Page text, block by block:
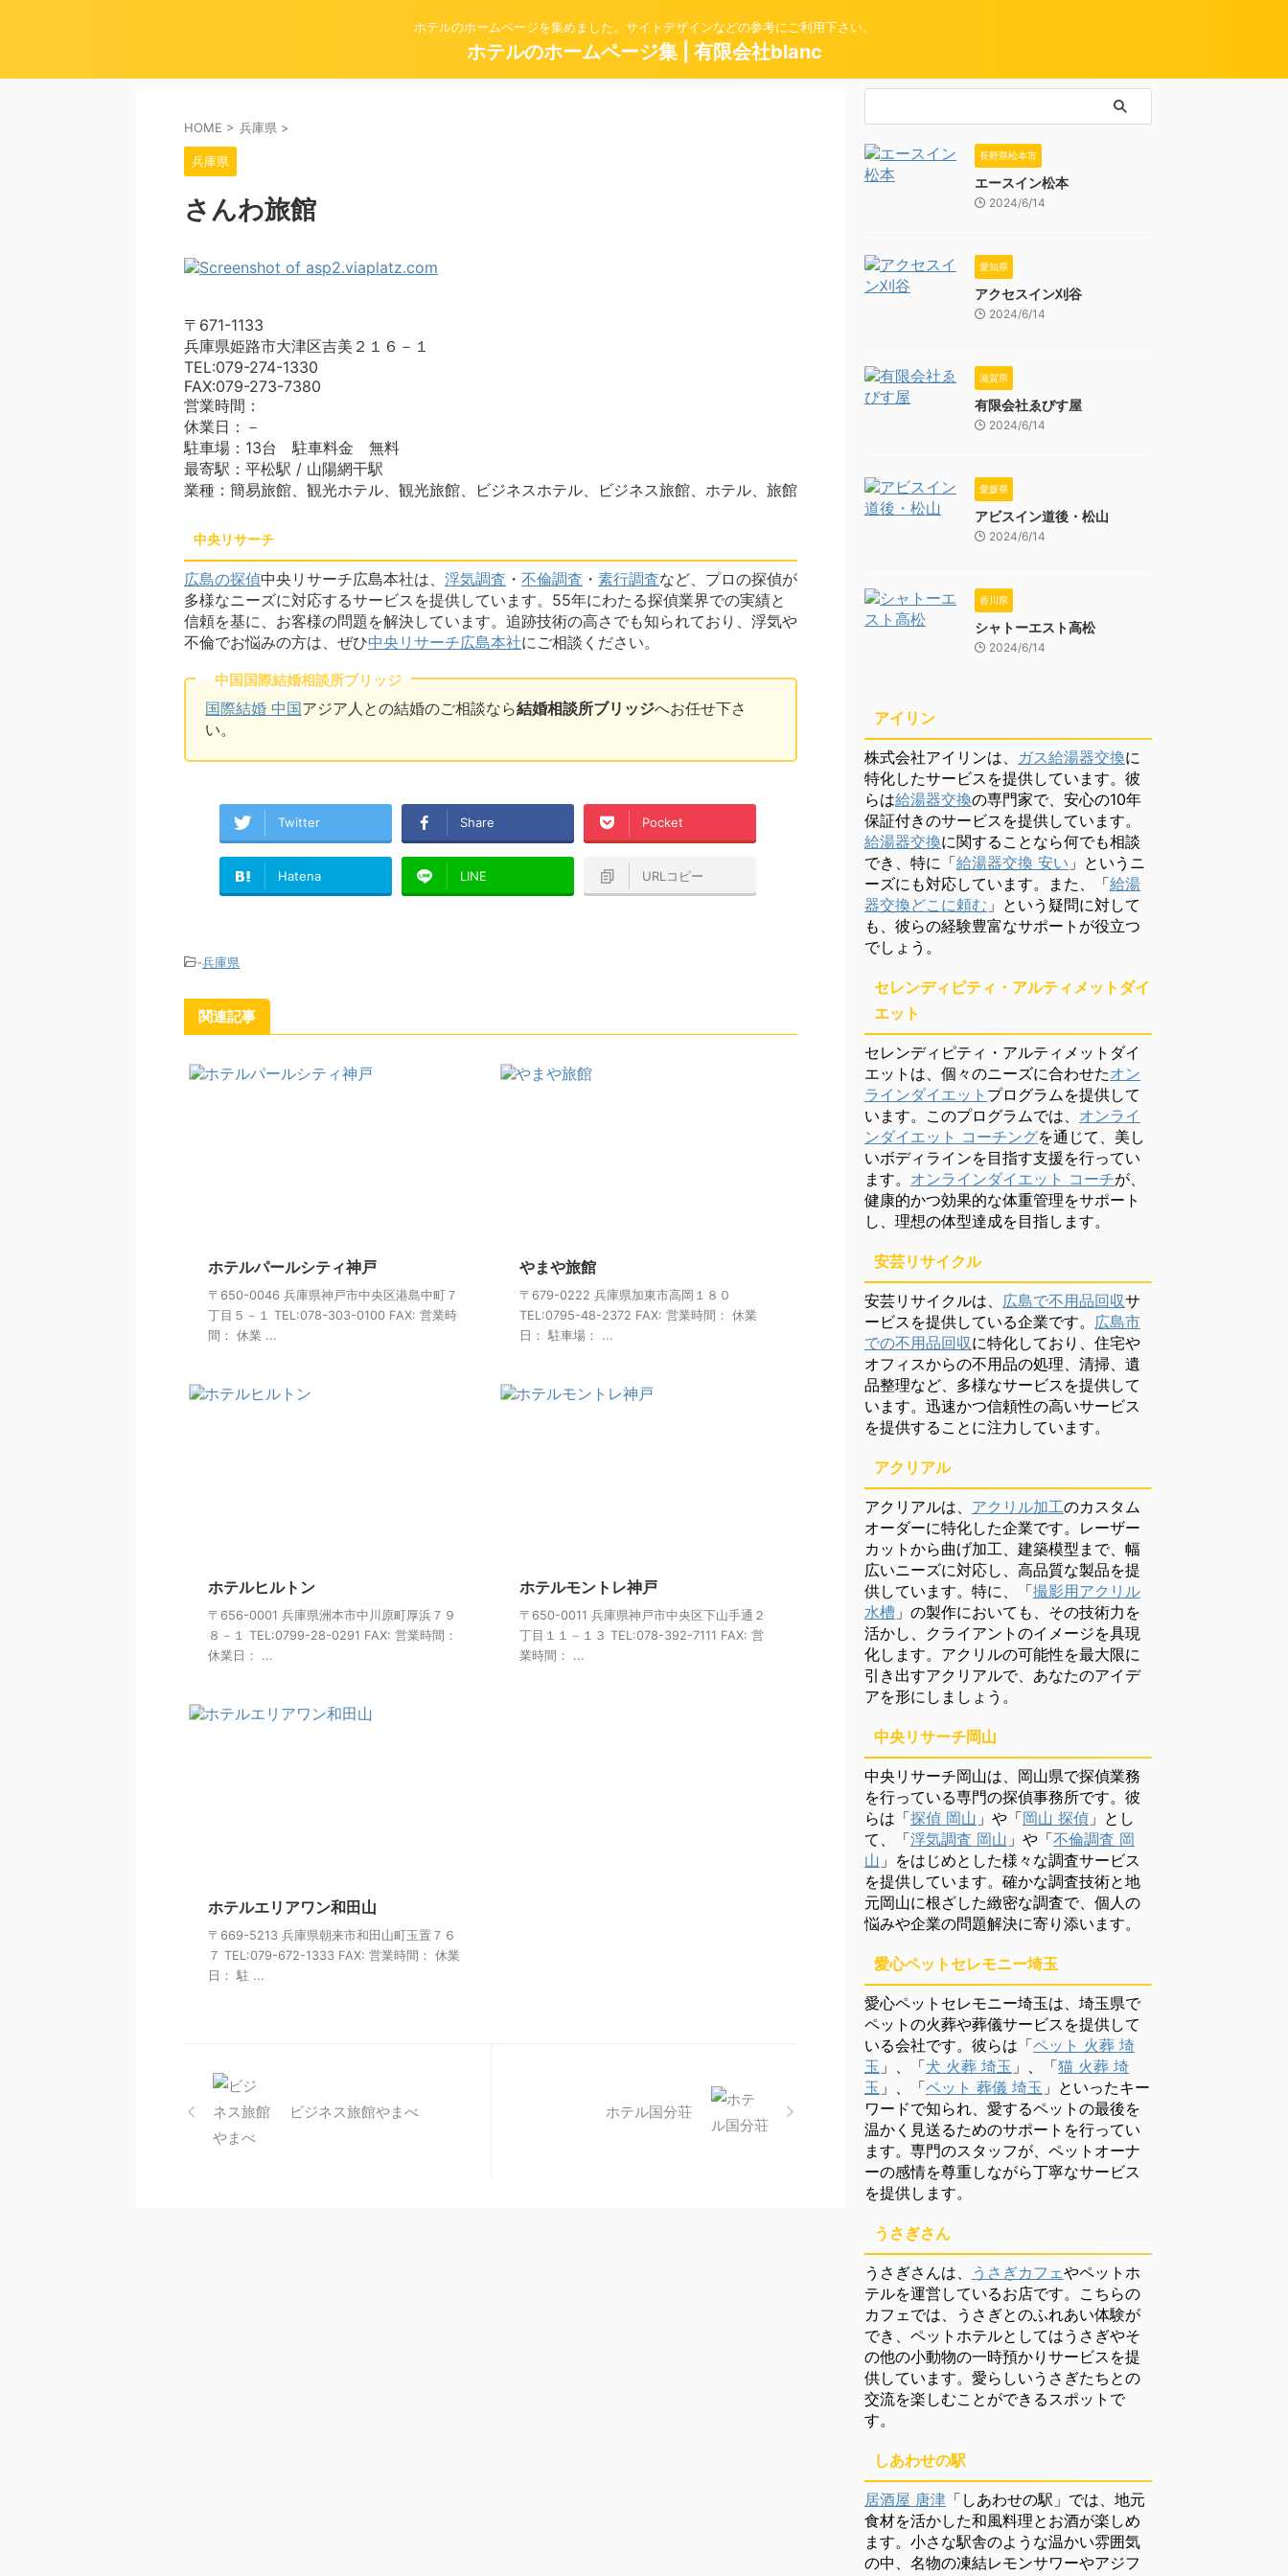
ホテルのホームページを集めました。サイトデザインなどの参考にご利用下さい。
ホテルのホームページ集 | 有限会社blanc
HOME > 兵庫県 >
兵庫県
さんわ旅館
〒671-1133
兵庫県姫路市大津区吉美２１６－１
TEL:079-274-1330
FAX:079-273-7380
営業時間：
休業日：－
駐車場：13台 駐車料金 無料
最寄駅：平松駅 / 山陽網干駅
業種：簡易旅館、観光ホテル、観光旅館、ビジネスホテル、ビジネス旅館、ホテル、旅館
中央リサーチ
広島の探偵中央リサーチ広島本社は、 浮気調査 ・ 不倫調査 ・ 素行調査など、プロの探偵が
多様なニーズに対応するサービスを提供しています。55年にわたる探偵業界での実績と
信頼を基に、お客様の問題を解決しています。追跡技術の高さでも知られており、浮気や
不倫でお悩みの方は、ぜひ中央リサーチ広島本社にご相談ください。
中国国際結婚相談所ブリッジ
国際結婚 中国アジア人との結婚のご相談なら結婚相談所ブリッジへお任せ下さ
い。
Twitter Share Pocket
Hatena LINE URLコピー
-兵庫県
関連記事
ホテルパールシティ神戸
〒650-0046 兵庫県神戸市中央区港島中町７
丁目５－１ TEL:078-303-0100 FAX: 営業時
間： 休業 ...
やまや旅館
〒679-0222 兵庫県加東市高岡１８０
TEL:0795-48-2372 FAX: 営業時間： 休業
日： 駐車場： ...
ホテルヒルトン
〒656-0001 兵庫県洲本市中川原町厚浜７９
８－１ TEL:0799-28-0291 FAX: 営業時間：
休業日： ...
ホテルモントレ神戸
〒650-0011 兵庫県神戸市中央区下山手通２
丁目１１－１３ TEL:078-392-7111 FAX: 営
業時間： ...
ホテルエリアワン和田山
〒669-5213 兵庫県朝来市和田山町玉置７６
７ TEL:079-672-1333 FAX: 営業時間： 休業
日： 駐 ...
ビジネス旅館やまべ ホテル国分荘
長野県松本市
エースイン松本
2024/6/14
愛知県
アクセスイン刈谷
2024/6/14
滋賀県
有限会社ゑびす屋
2024/6/14
愛媛県
アビスイン道後・松山
2024/6/14
香川県
シャトーエスト高松
2024/6/14
アイリン
株式会社アイリンは、 ガス給湯器交換に
特化したサービスを提供しています。彼
らは給湯器交換の専門家で、安心の10年
保証付きのサービスを提供しています。
給湯器交換に関することなら何でも相談
でき、特に「給湯器交換 安い 」というニ
ーズにも対応しています。また、「給湯
器交換どこに頼む 」という疑問に対して
も、彼らの経験豊富なサポートが役立つ
でしょう。
セレンディピティ・アルティメットダイ
エット
セレンディピティ・アルティメットダイ
エットは、個々のニーズに合わせたオン
ラインダイエット プログラムを提供して
います。このプログラムでは、 オンライ
ンダイエット コーチングを通じて、美し
いボディラインを目指す支援を行ってい
ます。 オンラインダイエット コーチが、
健康的かつ効果的な体重管理をサポート
し、理想の体型達成を目指します。
安芸リサイクル
安芸リサイクルは、 広島で不用品回収サ
ービスを提供している企業です。 広島市
での不用品回収に特化しており、住宅や
オフィスからの不用品の処理、清掃、遺
品整理など、多様なサービスを提供して
います。迅速かつ信頼性の高いサービス
を提供することに注力しています。
アクリアル
アクリアルは、 アクリル加工のカスタム
オーダーに特化した企業です。レーザー
カットから曲げ加工、建築模型まで、幅
広いニーズに対応し、高品質な製品を提
供しています。特に、「撮影用アクリル
水槽 」の製作においても、その技術力を
活かし、クライアントのイメージを具現
化します。アクリルの可能性を最大限に
引き出すアクリアルで、あなたのアイデ
アを形にしましょう。
中央リサーチ岡山
中央リサーチ岡山は、岡山県で探偵業務
を行っている専門の探偵事務所です。彼
らは「探偵 岡山 」や「岡山 探偵 」とし
て、「浮気調査 岡山 」や「不倫調査 岡
山 」をはじめとした様々な調査サービス
を提供しています。確かな調査技術と地
元岡山に根ざした緻密な調査で、個人の
悩みや企業の問題解決に寄り添います。
愛心ペットセレモニー埼玉
愛心ペットセレモニー埼玉は、埼玉県で
ペットの火葬や葬儀サービスを提供して
いる会社です。彼らは「ペット 火葬 埼
玉 」、「犬 火葬 埼玉 」、「猫 火葬 埼
玉 」、「ペット 葬儀 埼玉 」といったキー
ワードで知られ、愛するペットの最後を
温かく見送るためのサポートを行ってい
ます。専門のスタッフが、ペットオーナ
ーの感情を尊重しながら丁寧なサービス
を提供します。
うさぎさん
うさぎさんは、 うさぎカフェやペットホ
テルを運営しているお店です。こちらの
カフェでは、うさぎとのふれあい体験が
でき、ペットホテルとしてはうさぎやそ
の他の小動物の一時預かりサービスを提
供しています。愛らしいうさぎたちとの
交流を楽しむことができるスポットで
す。
しあわせの駅
居酒屋 唐津 「しあわせの駅」では、地元
食材を活かした和風料理とお酒が楽しめ
ます。小さな駅舎のような温かい雰囲気
の中、名物の凍結レモンサワーやアジフ